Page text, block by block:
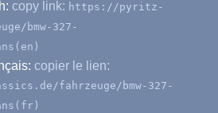
copy link: https://pyritz-
bmw-327-
copier le lien:
fahrzeuge/bmw-327-